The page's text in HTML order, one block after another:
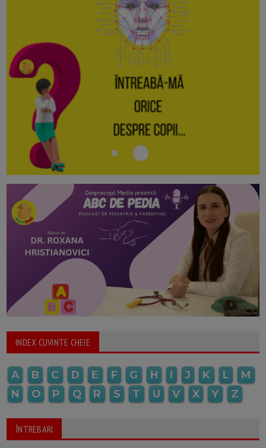
INDEX CUVINTE CHEIE
A B C D E F G H I J K L
M
N
O P Q R S T U V X Y Z
ÎNTREBARI